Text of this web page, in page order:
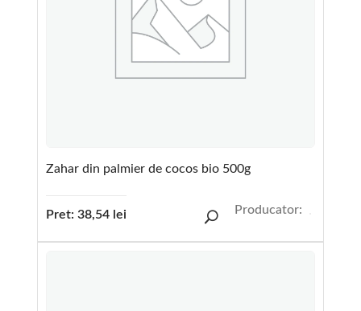
Zahar din palmier de cocos bio 500g
Pret: 38,54 lei Producator: